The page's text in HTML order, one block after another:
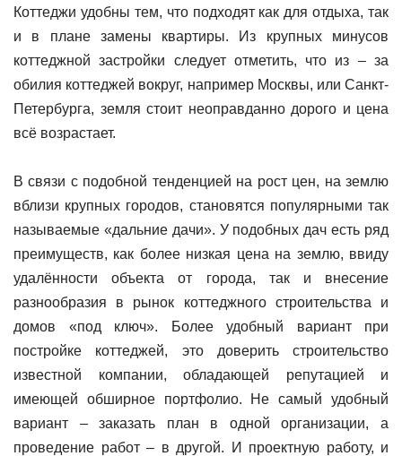
Коттеджи удобны тем, что подходят как для отдыха, так
и в плане замены квартиры. Из крупных минусов
коттеджной застройки следует отметить, что из – за
обилия коттеджей вокруг, например Москвы, или Санкт-
Петербурга, земля стоит неоправданно дорого и цена
всё возрастает.
В связи с подобной тенденцией на рост цен, на землю
вблизи крупных городов, становятся популярными так
называемые «дальние дачи». У подобных дач есть ряд
преимуществ, как более низкая цена на землю, ввиду
удалённости объекта от города, так и внесение
разнообразия в рынок коттеджного строительства и
домов «под ключ». Более удобный вариант при
постройке коттеджей, это доверить строительство
известной компании, обладающей репутацией и
имеющей обширное портфолио. Не самый удобный
вариант – заказать план в одной организации, а
проведение работ – в другой. И проектную работу, и